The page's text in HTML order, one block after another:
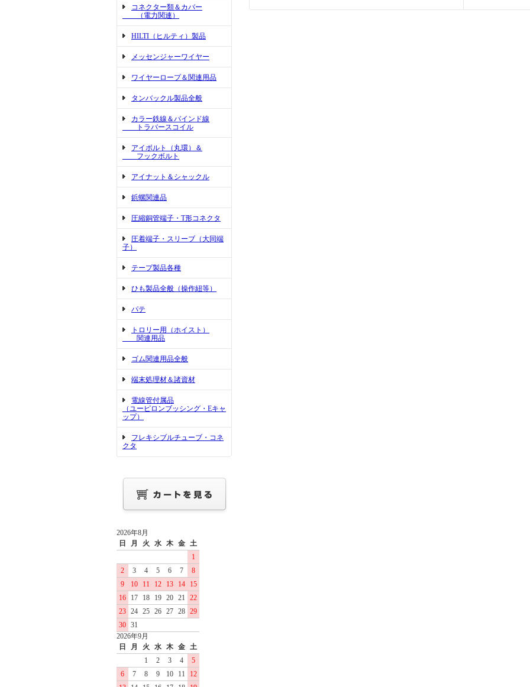
コネクター類＆カバー
（電力関連）
HILTI（ヒルティ）製品
メッセンジャーワイヤー
ワイヤーロープ＆関連用品
タンバックル製品全般
カラー鉄線＆バインド線
トラバースコイル
アイボルト（丸環）＆
フックボルト
アイナット＆シャックル
鋲螺関連品
圧縮銅管端子・T形コネクタ
圧着端子・スリーブ（大同端
子）
テープ製品各種
ひも製品全般（操作紐等）
パテ
トロリー用（ホイスト）
関連用品
ゴム関連用品全般
端末処理材＆諸資材
電線管付属品
（ユーピロンブッシング・Eキャ
ップ）
フレキシブルチューブ・コネ
クタ
2026年8月
日
月 火 水 木 金 土
1
2
3 4 5 6 7
8
9
10 11 12 13 14
15
16
17 18 19 20 21
22
23 24 25 26 27 28 29
30 31
2026年9月
日
月 火 水 木 金 土
1
2 3 4
5
6
7 8 9 10 11
12